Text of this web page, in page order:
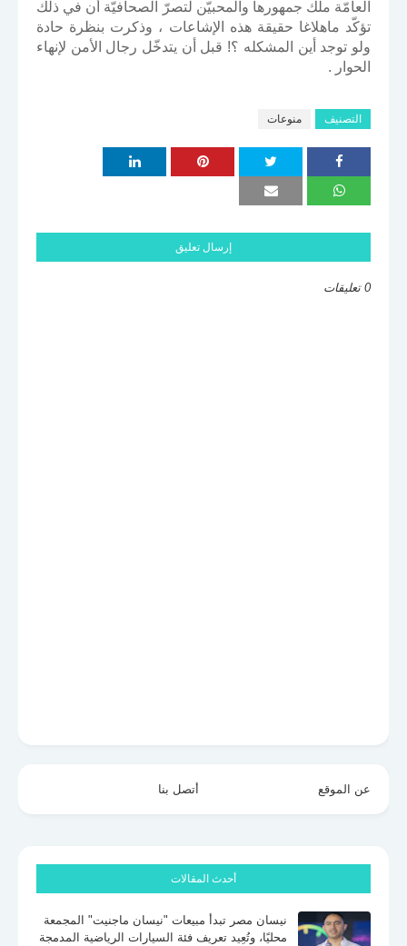
العامّة ملك جمهورها والمحبيّن لتصرّ الصحافيّة أن في ذلك
تؤكّد ماهلاغا حقيقة هذه الإشاعات ، وذكرت بنظرة حادة
ولو توجد أين المشكله ؟! قبل أن يتدخّل رجال الأمن لإنهاء
الحوار .
التصنيف منوعات
إرسال تعليق
0 تعليقات
عن الموقع أتصل بنا
أحدث المقالات
نيسان مصر تبدأ مبيعات "نيسان ماجنيت" المجمعة
محليًا، وتُعِيد تعريف فئة السيارات الرياضية المدمجة